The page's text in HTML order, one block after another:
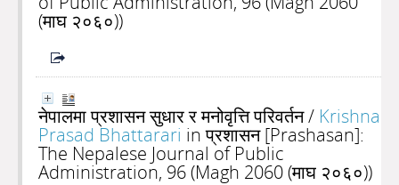
(माघ २०६०))
नेपालमा प्रशासन सुधार र मनोवृत्ति परिवर्तन/ Krishna
Prasad Bhattarari in प्रशासन [Prashasan]:
The Nepalese Journal of Public
Administration, 96 (Magh 2060 (माघ २०६०))